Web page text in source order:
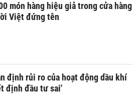
món hàng hiệu giả trong cửa hàng
Việt đứng tên
định rủi ro của hoạt động dầu khí
định đầu tư sai'